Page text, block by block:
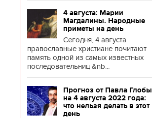
4 августа: Марии
Магдалины. Народные
приметы на день
Сегодня, 4 августа
православные христиане почитают
память одной из самых известных
последовательниц &nb...
Прогноз от Павла Глобы
на 4 августа 2022 года:
что нельзя делать в этот
день